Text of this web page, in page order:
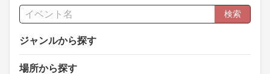
検索
ジャンルから探す
場所から探す